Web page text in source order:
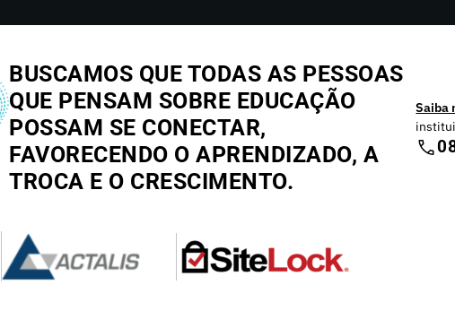
BUSCAMOS QUE TODAS AS PESSOAS
QUE PENSAM SOBRE EDUCAÇÃO
POSSAM SE CONECTAR,
FAVORECENDO O APRENDIZADO, A
TROCA E O CRESCIMENTO.
Saiba